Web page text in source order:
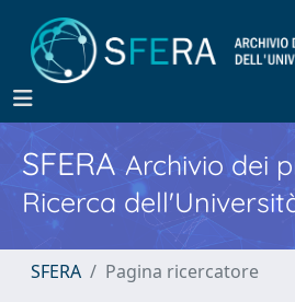
SFERA Archivio dei
Ricerca
SFERA Pagina ricercatore